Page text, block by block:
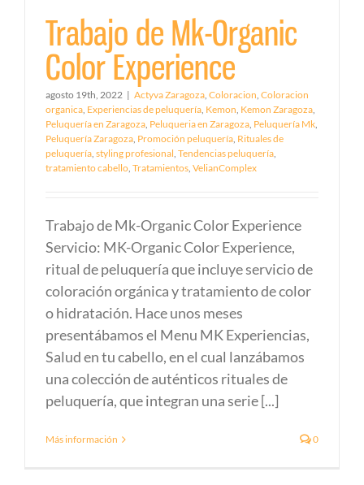
Trabajo de Mk-Organic
Color Experience
agosto 19th, 2022 | Actyva Zaragoza, Coloracion, Coloracion
organica, Experiencias de peluquería, Kemon, Kemon Zaragoza,
Peluquería en Zaragoza, Peluqueria en Zaragoza, Peluquería Mk,
Peluquería Zaragoza, Promoción peluquería, Rituales de
peluquería, styling profesional, Tendencias peluquería,
tratamiento cabello, Tratamientos, VelianComplex
Trabajo de Mk-Organic Color Experience
Servicio: MK-Organic Color Experience,
ritual de peluquería que incluye servicio de
coloración orgánica y tratamiento de color
o hidratación. Hace unos meses
presentábamos el Menu MK Experiencias,
Salud en tu cabello, en el cual lanzábamos
una colección de auténticos rituales de
peluquería, que integran una serie [...]
Más información 0